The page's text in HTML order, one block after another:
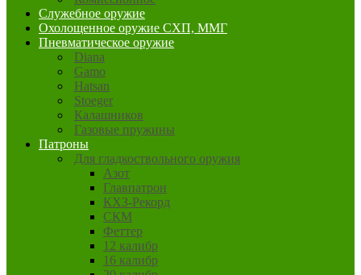
Служебное оружие
Охолощенное оружие СХП, ММГ
Пневматическое оружие
Diana
Gamo
Hatsan
Stoeger
Калашников
Газовые пружины
Патроны
Для гладкоствольного оружия
Азот
Главпатрон
КХЗ-Рекорд
СКМ
Феттер
12 калибр
16 калибр